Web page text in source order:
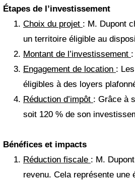
Étapes de l’investissement
Choix du projet : M. Dupont
un territoire éligible au
Montant de l’investissement
Engagement de location :
éligibles à des loyers
Réduction d’impôt : Grâce à
soit 120 % de son
Bénéfices et impacts
Réduction fiscale : M.
revenu. Cela représente une